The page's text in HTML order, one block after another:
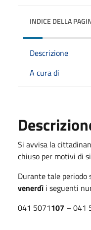
INDICE DELLA
Descrizione
A cura di
Si avvisa la
chiuso per motivi di
Durante tale periodo
venerdì i seguenti
041 5071107 – 041